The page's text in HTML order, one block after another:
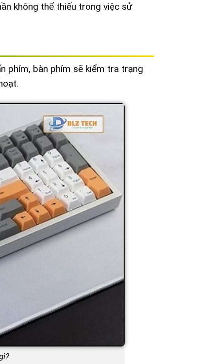
không thể thiếu trong việc sử
phím, bàn phím sẽ kiểm tra trạng